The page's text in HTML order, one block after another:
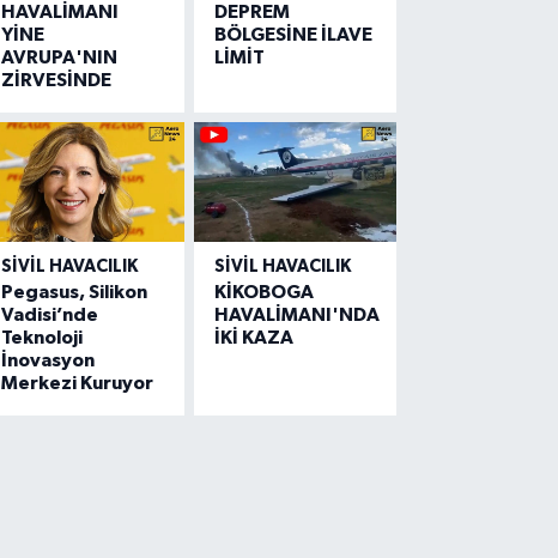
HAVALİMANI
YİNE
AVRUPA'NIN
ZİRVESİNDE
DEPREM
BÖLGESİNE İLAVE
LİMİT
SIVIL HAVACILIK
Pegasus, Silikon
Vadisi’nde
Teknoloji
İnovasyon
Merkezi Kuruyor
SIVIL HAVACILIK
KİKOBOGA
HAVALİMANI'NDA
İKİ KAZA